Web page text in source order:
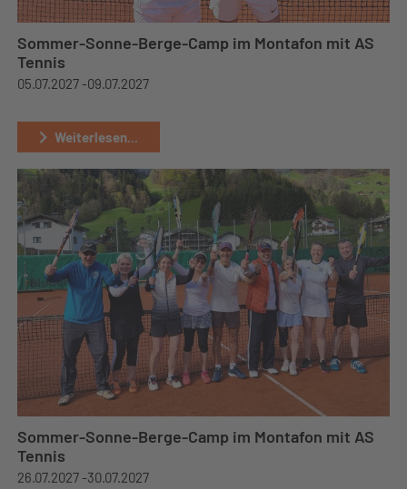
Sommer-Sonne-Berge-Camp im Montafon mit AS
Tennis
05.07.2027 -09.07.2027
Weiterlesen...
Sommer-Sonne-Berge-Camp im Montafon mit AS
Tennis
26.07.2027 -30.07.2027